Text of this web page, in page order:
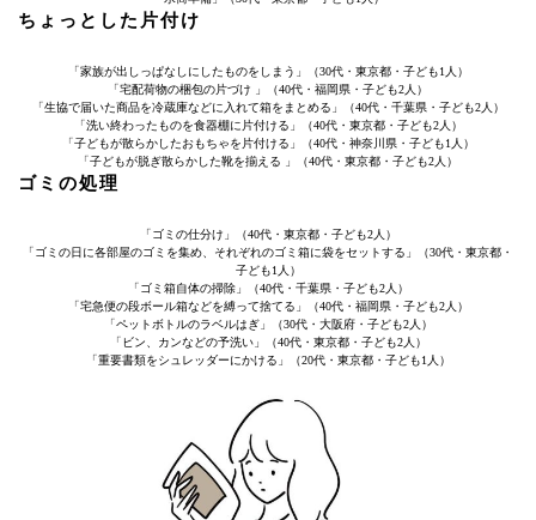
ちょっとした片付け
「家族が出しっぱなしにしたものをしまう」（30代・東京都・子ども1人）
「宅配荷物の梱包の片づけ 」（40代・福岡県・子ども2人）
「生協で届いた商品を冷蔵庫などに入れて箱をまとめる」（40代・千葉県・子ども2人）
「洗い終わったものを食器棚に片付ける」（40代・東京都・子ども2人）
「子どもが散らかしたおもちゃを片付ける」（40代・神奈川県・子ども1人）
「子どもが脱ぎ散らかした靴を揃える 」（40代・東京都・子ども2人）
ゴミの処理
「ゴミの仕分け」（40代・東京都・子ども2人）
「ゴミの日に各部屋のゴミを集め、それぞれのゴミ箱に袋をセットする」（30代・東京都・
子ども1人）
「ゴミ箱自体の掃除」（40代・千葉県・子ども2人）
「宅急便の段ボール箱などを縛って捨てる」（40代・福岡県・子ども2人）
「ペットボトルのラベルはぎ」（30代・大阪府・子ども2人）
「ビン、カンなどの予洗い」（40代・東京都・子ども2人）
「重要書類をシュレッダーにかける」（20代・東京都・子ども1人）